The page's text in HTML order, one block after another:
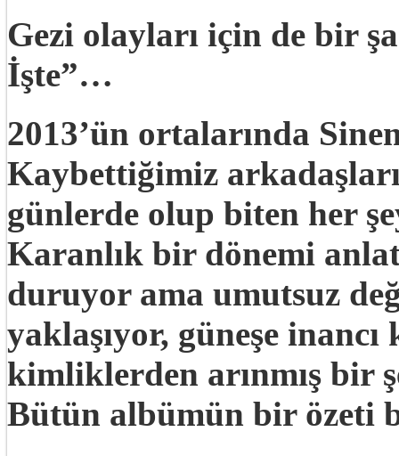
Gezi olayları için de bir
İşte”…
2013’ün ortalarında
Kaybettiğimiz
günlerde olup biten her
Karanlık bir dönemi
duruyor ama umutsuz
yaklaşıyor, güneşe
kimliklerden arınmış bir
Bütün albümün bir özeti